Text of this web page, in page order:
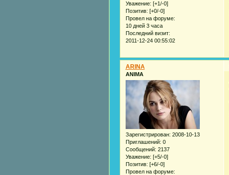
Уважение: [+1/-0]
Позитив: [+0/-0]
Провел на форуме:
10 дней 3 часа
Последний визит:
2011-12-24 00:55:02
ARINA
ANIMA
Зарегистрирован: 2008-10-13
Приглашений: 0
Сообщений: 2137
Уважение: [+5/-0]
Позитив: [+6/-0]
Провел на форуме: